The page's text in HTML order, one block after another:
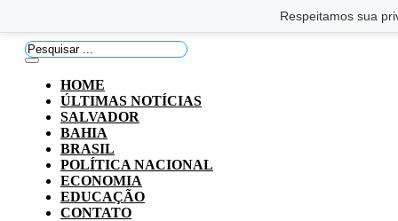
Respeitamos sua
Pesquisar
...
HOME
ÚLTIMAS NOTÍCIAS
SALVADOR
BAHIA
BRASIL
POLÍTICA NACIONAL
ECONOMIA
EDUCAÇÃO
CONTATO